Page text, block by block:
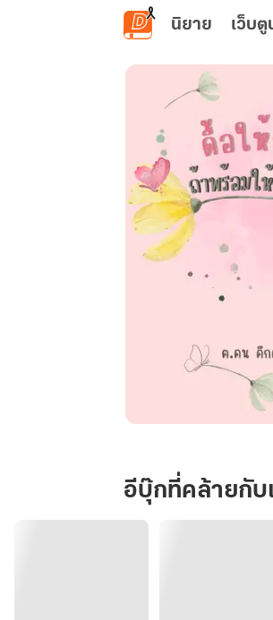
ข้ามไปยังเนื้อหาหลัก
นิยาย เว็บตู
สุด
ถ้า
พร้อม
อีบุ๊กที่คล้ายกับ